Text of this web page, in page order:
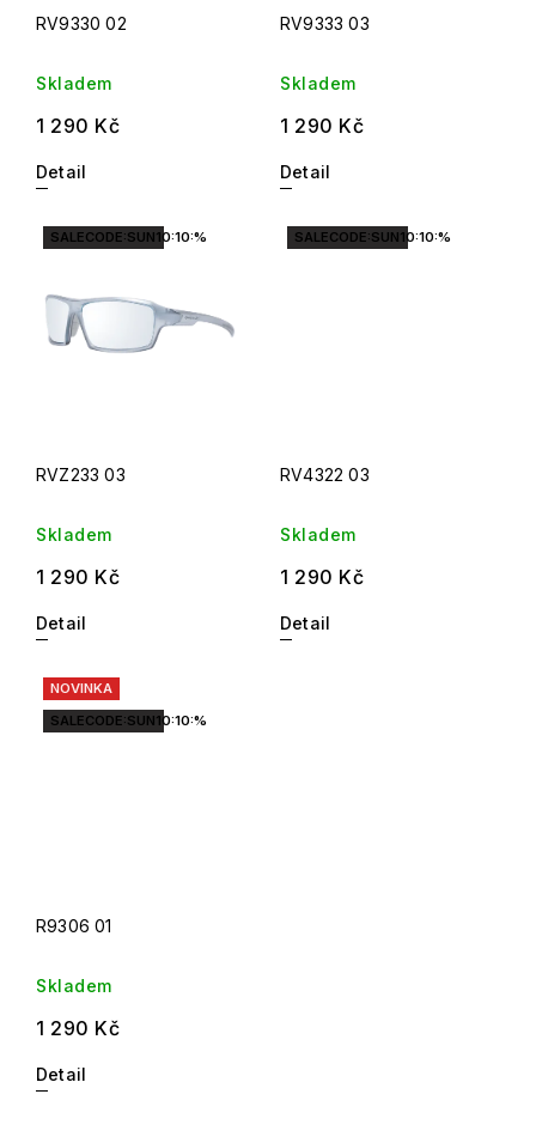
RV9330 02
Skladem
1 290 Kč
Detail
RV9333 03
Skladem
1 290 Kč
Detail
SALECODE:SUN10:10:%
RVZ233 03
Skladem
1 290 Kč
Detail
SALECODE:SUN10:10:%
RV4322 03
Skladem
1 290 Kč
Detail
NOVINKA
SALECODE:SUN10:10:%
R9306 01
Skladem
1 290 Kč
Detail